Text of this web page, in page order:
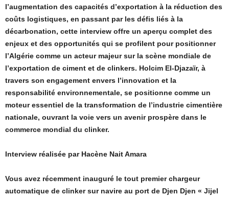
l’augmentation des capacités d’exportation à la réduction des
coûts logistiques, en passant par les défis liés à la
décarbonation, cette interview offre un aperçu complet des
enjeux et des opportunités qui se profilent pour positionner
l’Algérie comme un acteur majeur sur la scène mondiale de
l’exportation de ciment et de clinkers. Holcim El-Djazaïr, à
travers son engagement envers l’innovation et la
responsabilité environnementale, se positionne comme un
moteur essentiel de la transformation de l’industrie cimentière
nationale, ouvrant la voie vers un avenir prospère dans le
commerce mondial du clinker.
Interview réalisée par Hacène Nait Amara
Vous avez récemment inauguré le tout premier chargeur
automatique de clinker sur navire au port de Djen Djen « Jijel